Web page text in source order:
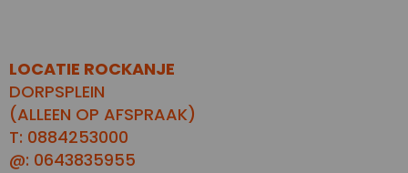
LOCATIE ROCKANJE
DORPSPLEIN
(ALLEEN OP AFSPRAAK)
T: 0884253000
@: 0643835955